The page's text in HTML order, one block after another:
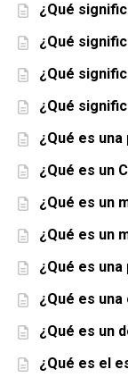
¿Qué
¿Qué
¿Qué
¿Qué
¿Qué es una
¿Qué es un
¿Qué es un
¿Qué es un
¿Qué es
¿Qué es
¿Qué es un
¿Qué es el